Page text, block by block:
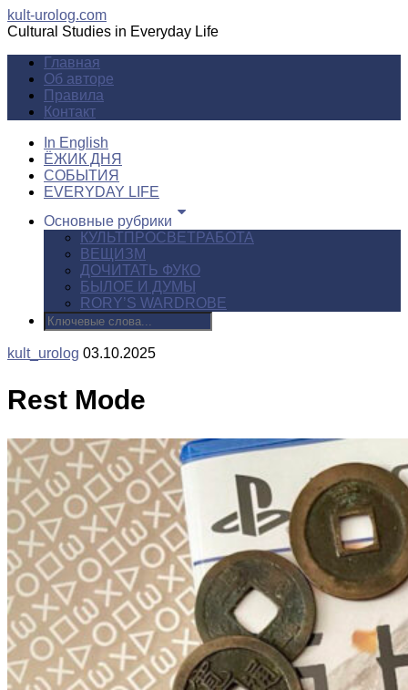
kult-urolog.com
Cultural Studies in Everyday Life
Главная
Об авторе
Правила
Контакт
In English
ЁЖИК ДНЯ
СОБЫТИЯ
EVERYDAY LIFE
Основные рубрики
КУЛЬТПРОСВЕТРАБОТА
ВЕЩИЗМ
ДОЧИТАТЬ ФУКО
БЫЛОЕ И ДУМЫ
RORY’S WARDROBE
kult_urolog 03.10.2025
Rest Mode